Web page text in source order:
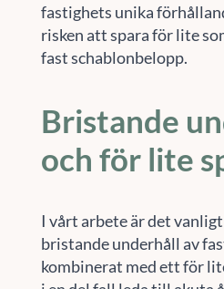
fastighets unika
risken att spara för lite
fast schablonbelopp.
Bristande
och för lite
I vårt arbete är det
bristande underhåll av
kombinerat med ett för